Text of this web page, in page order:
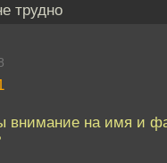
трудно
внимание на имя и